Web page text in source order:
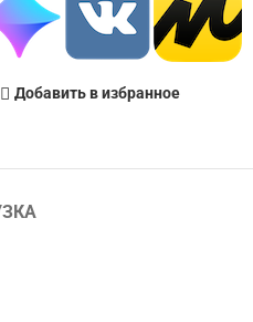
Добавить в избранное